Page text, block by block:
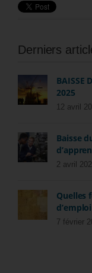
Derniers
BAISSE
2025
12 avril
Baisse
2 avril
Quelles
7 février